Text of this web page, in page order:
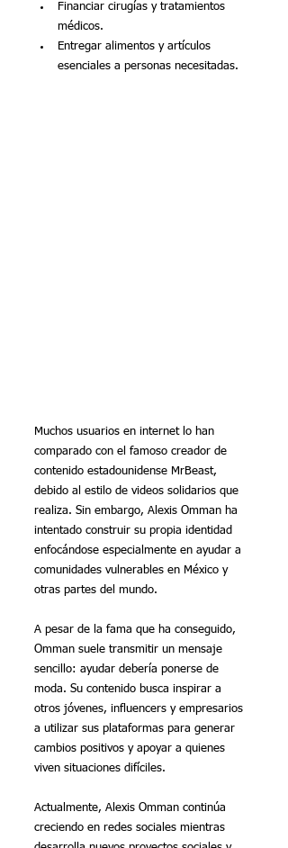
Financiar cirugías y tratamientos
médicos.
Entregar alimentos y artículos
esenciales a personas necesitadas.
Muchos usuarios en internet lo han
comparado con el famoso creador de
contenido estadounidense MrBeast,
debido al estilo de videos solidarios que
realiza. Sin embargo, Alexis Omman ha
intentado construir su propia identidad
enfocándose especialmente en ayudar a
comunidades vulnerables en México y
otras partes del mundo.
A pesar de la fama que ha conseguido,
Omman suele transmitir un mensaje
sencillo: ayudar debería ponerse de
moda. Su contenido busca inspirar a
otros jóvenes, influencers y empresarios
a utilizar sus plataformas para generar
cambios positivos y apoyar a quienes
viven situaciones difíciles.
Actualmente, Alexis Omman continúa
creciendo en redes sociales mientras